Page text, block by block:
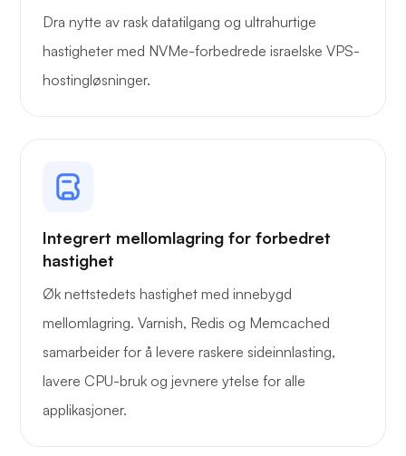
Dra nytte av rask datatilgang og ultrahurtige
hastigheter med NVMe-forbedrede israelske VPS-
hostingløsninger.
Integrert mellomlagring for forbedret
hastighet
Øk nettstedets hastighet med innebygd
mellomlagring. Varnish, Redis og Memcached
samarbeider for å levere raskere sideinnlasting,
lavere CPU-bruk og jevnere ytelse for alle
applikasjoner.